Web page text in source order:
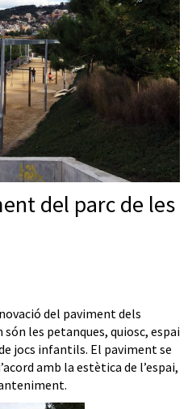
del parc de les
del paviment dels
les petanques, quiosc, espai
jocs infantils. El paviment se
amb la estètica de l’espai,